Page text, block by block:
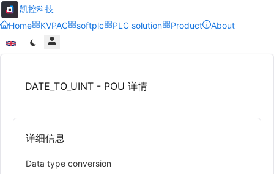
凯控科技
Home
KVPAC softplc PLC solution Product About
DATE_TO_UINT - POU 详情
详细信息
Data type conversion